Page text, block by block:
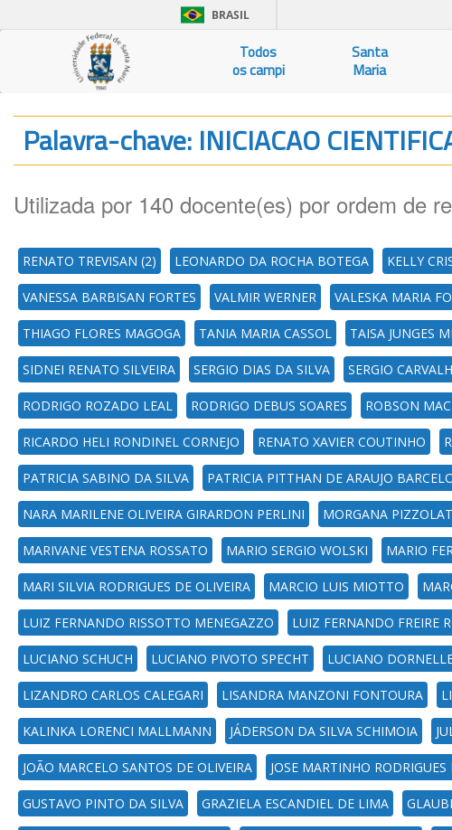
BRASIL
Todos
os campi
Santa
Maria
Palavra-chave: INICIACAO
Utilizada por 140 docente(es) por ordem de
RENATO TREVISAN (2) LEONARDO DA ROCHA BOTEGA KELLY
VANESSA BARBISAN FORTES VALMIR WERNER VALESKA MARIA
THIAGO FLORES MAGOGA TANIA MARIA CASSOL TAISA JUNGES
SIDNEI RENATO SILVEIRA SERGIO DIAS DA SILVA SERGIO
RODRIGO ROZADO LEAL RODRIGO DEBUS SOARES ROBSON
RICARDO HELI RONDINEL CORNEJO RENATO XAVIER COUTINHO
PATRICIA SABINO DA SILVA PATRICIA PITTHAN DE ARAUJO
NARA MARILENE OLIVEIRA GIRARDON PERLINI MORGANA
MARIVANE VESTENA ROSSATO MARIO SERGIO WOLSKI MARIO
MARI SILVIA RODRIGUES DE OLIVEIRA MARCIO LUIS MIOTTO
LUIZ FERNANDO RISSOTTO MENEGAZZO LUIZ FERNANDO FREIRE
LUCIANO SCHUCH LUCIANO PIVOTO SPECHT LUCIANO
LIZANDRO CARLOS CALEGARI LISANDRA MANZONI FONTOURA
KALINKA LORENCI MALLMANN JÁDERSON DA SILVA SCHIMOIA
JOÃO MARCELO SANTOS DE OLIVEIRA JOSE MARTINHO RODRIGUES
GUSTAVO PINTO DA SILVA GRAZIELA ESCANDIEL DE LIMA